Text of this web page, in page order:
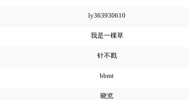
ly363930610
我是一棵草
针不戳
bbmt
晓览